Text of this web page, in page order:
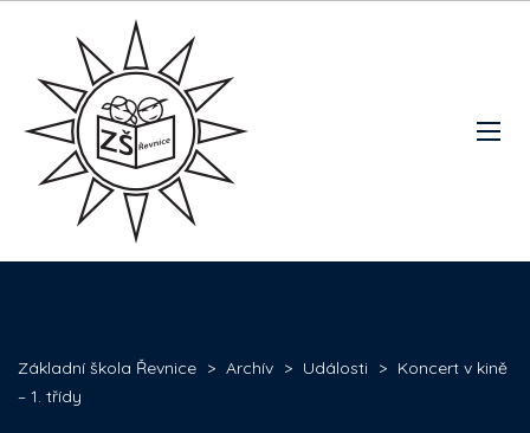
Základní škola Řevnice > Archív > Události > Koncert v kině
– 1. třídy